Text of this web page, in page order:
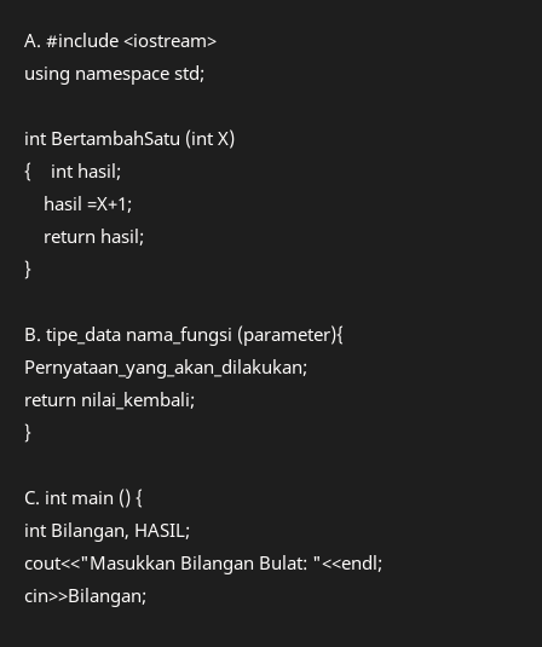
A. #include <iostream>
using namespace std;
int BertambahSatu (int X)
{
int hasil;
hasil =X+1;
return hasil;
}
B. tipe_data nama_fungsi (parameter){
Pernyataan_yang_akan_dilakukan;
return nilai_kembali;
}
C. int main () {
int Bilangan, HASIL;
cout<<"Masukkan Bilangan Bulat: "<<endl;
cin>>Bilangan;